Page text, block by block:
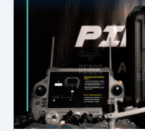
original
era:
S/ 3,500.00.